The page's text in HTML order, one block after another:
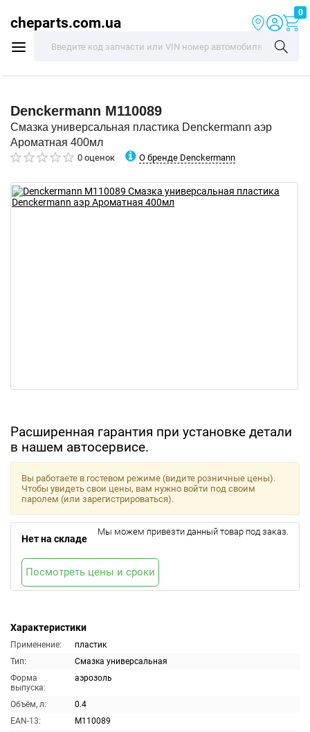
cheparts.com.ua
0
Denckermann M110089
Смазка универсальная пластика Denckermann аэр
Ароматная 400мл
0 оценок О бренде Denckermann
Расширенная гарантия при установке детали
в нашем автосервисе.
Характеристики
Применение:
пластик
Тип:
Смазка универсальная
Форма
выпуска:
аэрозоль
Объём, л:
0.4
EAN-13:
M110089
Вы работаете в гостевом режиме (видите розничные цены).
Чтобы увидеть свои цены, вам нужно войти под своим
паролем (или зарегистрироваться).
Нет на складе
Мы можем привезти данный товар под заказ.
Посмотреть цены и сроки